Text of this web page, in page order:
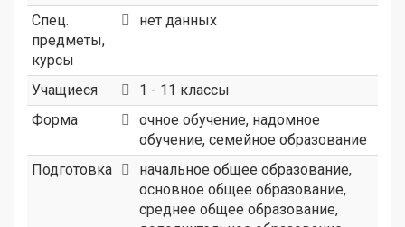
Спец.
предметы,
курсы
нет данных
Учащиеся
1 - 11 классы
Форма
очное обучение, надомное
обучение, семейное образование
Подготовка
начальное общее образование,
основное общее образование,
среднее общее образование,